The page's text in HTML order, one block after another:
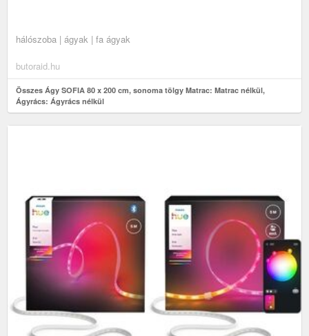
hálószoba | ágyak | fa ágyak
butoraid.hu
Összes Ágy SOFIA 80 x 200 cm, sonoma tölgy Matrac: Matrac nélkül,
Ágyrács: Ágyrács nélkül